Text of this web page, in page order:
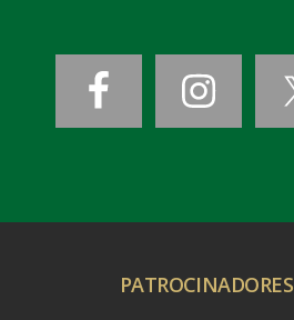
PATROCINADORES